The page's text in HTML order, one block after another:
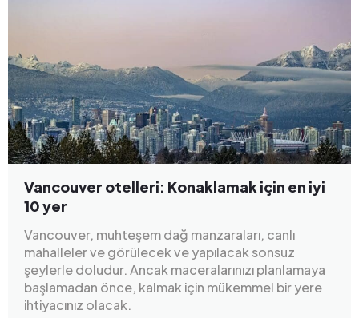
Vancouver otelleri: Konaklamak için en iyi
10 yer
Vancouver, muhteşem dağ manzaraları, canlı
mahalleler ve görülecek ve yapılacak sonsuz
şeylerle doludur. Ancak maceralarınızı planlamaya
başlamadan önce, kalmak için mükemmel bir yere
ihtiyacınız olacak.